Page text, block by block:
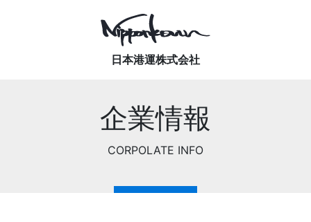
Main Navigation
日本港運株式会社
企業情報
CORPOLATE INFO